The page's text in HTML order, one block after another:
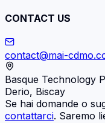
CONTACT US
contact@mai-
Basque Technology
Derio, Biscay
Se hai domande o
contattarci. Saremo